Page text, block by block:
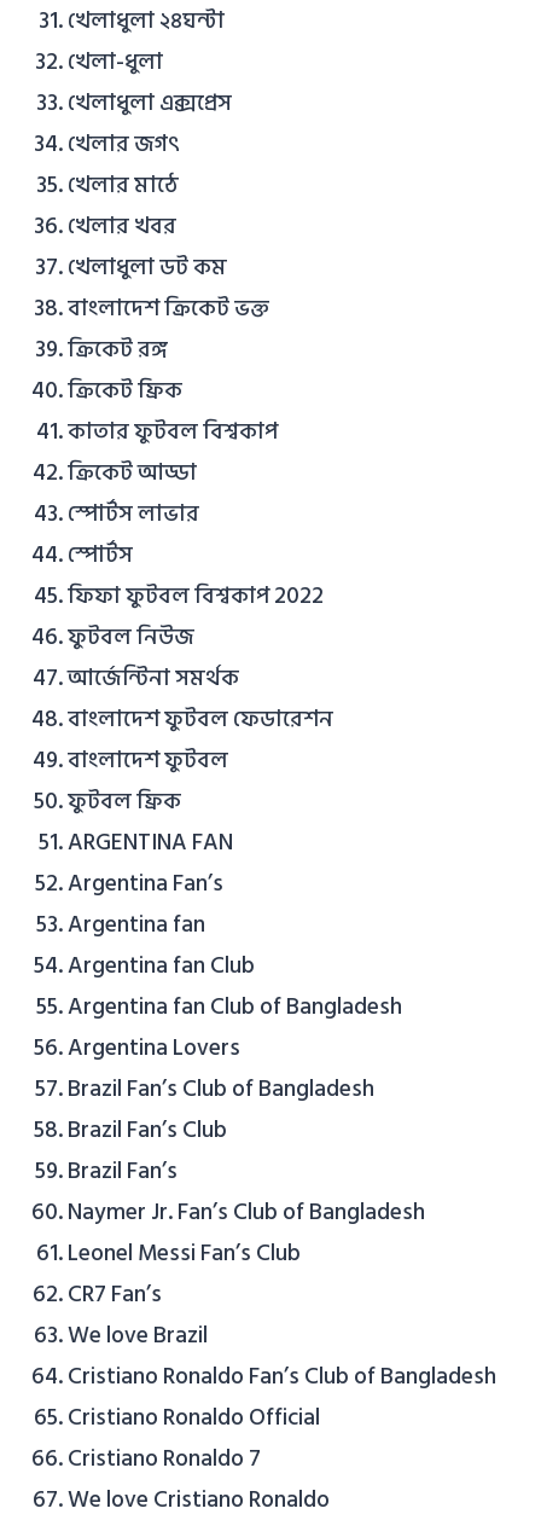
খেলাধুলা ২৪ঘন্টা
খেলা-ধুলা
খেলাধুলা এক্সপ্রেস
খেলার জগৎ
খেলার মাঠে
খেলার খবর
খেলাধুলা ডট কম
বাংলাদেশ ক্রিকেট ভক্ত
ক্রিকেট রঙ্গ
ক্রিকেট ফ্রিক
কাতার ফুটবল বিশ্বকাপ
ক্রিকেট আড্ডা
স্পোর্টস লাভার
স্পোর্টস
ফিফা ফুটবল বিশ্বকাপ 2022
ফুটবল নিউজ
আর্জেন্টিনা সমর্থক
বাংলাদেশ ফুটবল ফেডারেশন
বাংলাদেশ ফুটবল
ফুটবল ফ্রিক
ARGENTINA FAN
Argentina Fan’s
Argentina fan
Argentina fan Club
Argentina fan Club of Bangladesh
Argentina Lovers
Brazil Fan’s Club of Bangladesh
Brazil Fan’s Club
Brazil Fan’s
Naymer Jr. Fan’s Club of Bangladesh
Leonel Messi Fan’s Club
CR7 Fan’s
We love Brazil
Cristiano Ronaldo Fan’s Club of Bangladesh
Cristiano Ronaldo Official
Cristiano Ronaldo 7
We love Cristiano Ronaldo